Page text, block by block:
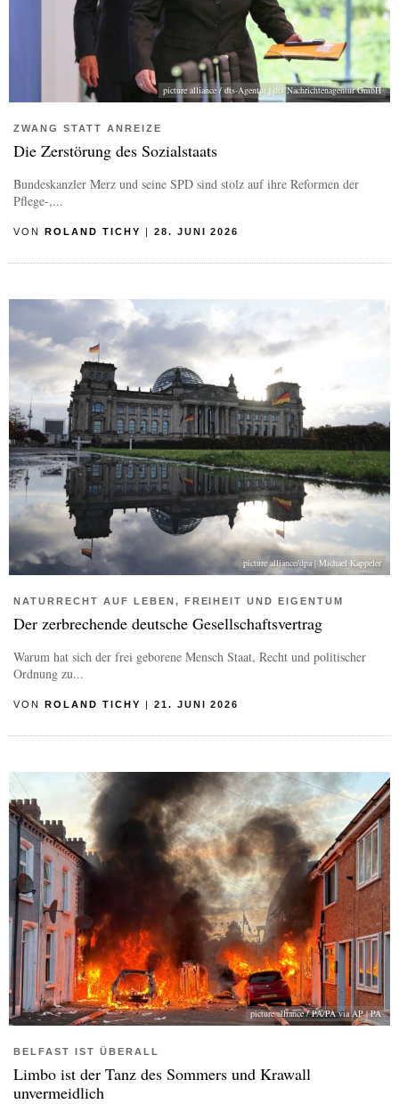
picture alliance / dts-Agentur | dts Nachrichtenagentur GmbH
ZWANG STATT ANREIZE
Die Zerstörung des Sozialstaats
Bundeskanzler Merz und seine SPD sind stolz auf ihre Reformen der
Pflege-,...
VON ROLAND TICHY | 28. JUNI 2026
picture alliance/dpa | Michael Kappeler
NATURRECHT AUF LEBEN, FREIHEIT UND EIGENTUM
Der zerbrechende deutsche Gesellschaftsvertrag
Warum hat sich der frei geborene Mensch Staat, Recht und politischer
Ordnung zu...
VON ROLAND TICHY | 21. JUNI 2026
picture alliance / PA/PA via AP | PA
BELFAST IST ÜBERALL
Limbo ist der Tanz des Sommers und Krawall
unvermeidlich